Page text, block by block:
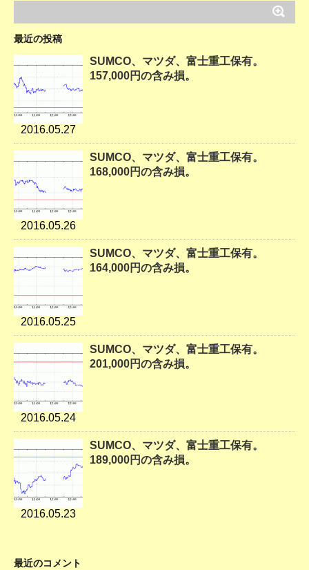
最近の投稿
2016.05.27
SUMCO、マツダ、富士重工保有。
157,000円の含み損。
2016.05.26
SUMCO、マツダ、富士重工保有。
168,000円の含み損。
2016.05.25
SUMCO、マツダ、富士重工保有。
164,000円の含み損。
2016.05.24
SUMCO、マツダ、富士重工保有。
201,000円の含み損。
2016.05.23
SUMCO、マツダ、富士重工保有。
189,000円の含み損。
最近のコメント